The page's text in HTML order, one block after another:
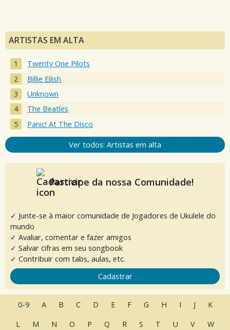
ARTISTAS EM ALTA
Twenty One Pilots
Billie Eilish
Unknown
The Beatles
Panic! At The Disco
Ver todos: Artistas em alta
Participe da nossa Comunidade!
✓ Junte-se à maior comunidade de Jogadores de Ukulele do
mundo
✓ Avaliar, comentar e fazer amigos
✓ Salvar cifras em seu songbook
✓ Contribuir com tabs, aulas, etc.
Cadastrar
0-9 A B C D E F G H I J
K
L
M N O P Q R S T U V W